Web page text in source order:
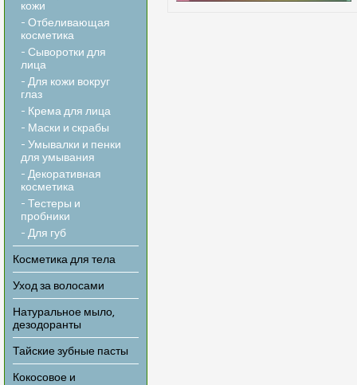
кожи
- Отбеливающая
косметика
- Сыворотки для
лица
- Для кожи вокруг
глаз
- Крема для лица
- Маски и скрабы
- Умывалки и пенки
для умывания
- Декоративная
косметика
- Тестеры и
пробники
- Для губ
Косметика для тела
Уход за волосами
Натуральное мыло,
дезодоранты
Тайские зубные пасты
Кокосовое и